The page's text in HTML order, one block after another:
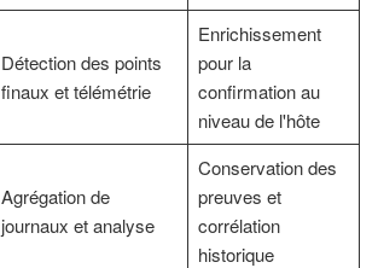
Détection des points
finaux et télémétrie
Enrichissement
pour la
confirmation au
niveau de l'hôte
Agrégation de
journaux et analyse
Conservation des
preuves et
corrélation
historique